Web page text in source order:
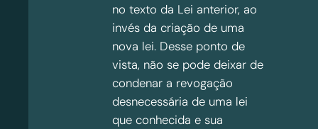
no texto da Lei anterior, ao
invés da criação de uma
nova lei. Desse ponto de
vista, não se pode deixar de
condenar a revogação
desnecessária de uma lei
que conhecida e sua